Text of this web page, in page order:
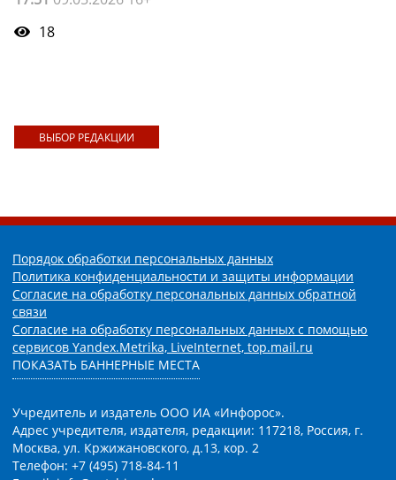
18
ВЫБОР РЕДАКЦИИ
Порядок обработки персональных данных
Политика конфиденциальности и защиты информации
Согласие на обработку персональных данных обратной
связи
Согласие на обработку персональных данных с помощью
сервисов Yandex.Metrika, LiveInternet, top.mail.ru
ПОКАЗАТЬ БАННЕРНЫЕ МЕСТА
Учредитель и издатель ООО ИА «Инфорос».
Адрес учредителя, издателя, редакции: 117218, Россия, г.
Москва, ул. Кржижановского, д.13, кор. 2
Телефон: +7 (495) 718-84-11